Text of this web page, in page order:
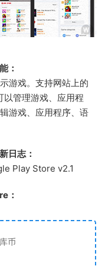
：
游戏。支持网站上的
以管理游戏、应用程
游戏、应用程序、语
日志：
Play Store v2.1
：
币